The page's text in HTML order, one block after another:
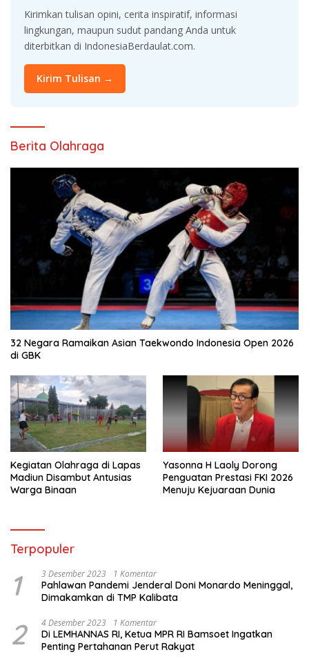
Kirimkan tulisan opini, cerita inspiratif, informasi
lingkungan, maupun sudut pandang Anda untuk
diterbitkan di IndonesiaBerdaulat.com.
Kirim Tulisan →
Berita Olahraga
32 Negara Ramaikan Asian Taekwondo Indonesia Open 2026
di GBK
Kegiatan Olahraga di Lapas
Madiun Disambut Antusias
Warga Binaan
Yasonna H Laoly Dorong
Penguatan Prestasi FKI 2026
Menuju Kejuaraan Dunia
Terpopuler
1 3 Desember 2023 1 Komentar
Pahlawan Pandemi Jenderal Doni Monardo Meninggal,
Dimakamkan di TMP Kalibata
2 4 Desember 2023 1 Komentar
Di LEMHANNAS RI, Ketua MPR RI Bamsoet Ingatkan
Penting Pertahanan Perut Rakyat